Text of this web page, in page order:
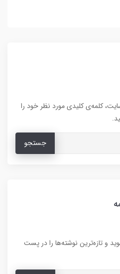
کلمه‌ی کلیدی مورد نظر خود را
جستجو
و تازه‌ترین نوشته‌ها را در پست